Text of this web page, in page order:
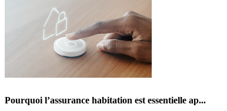
Pourquoi l’assurance habitation est essentielle ap...